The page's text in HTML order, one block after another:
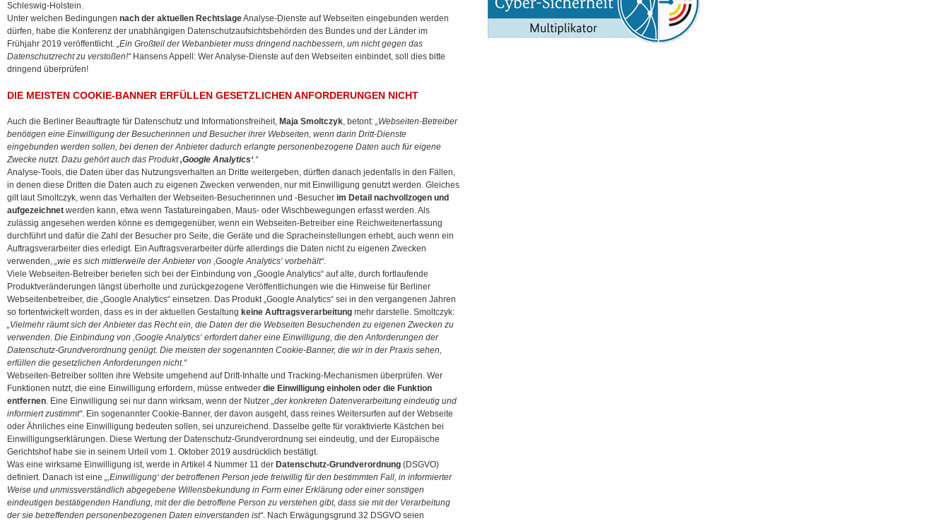
Schleswig-Holstein.
Unter welchen Bedingungen nach der aktuellen RechtslageAnalyse-Dienste auf Webseiten eingebunden werden
dürfen, habe die Konferenz der unabhängigen Datenschutzaufsichtsbehörden des Bundes und der Länder im
Frühjahr 2019 veröffentlicht. „Ein Großteil der Webanbieter muss dringend nachbessern, um nicht gegen das
Datenschutzrecht zu verstoßen!“Hansens Appell: Wer Analyse-Dienste auf den Webseiten einbindet, soll dies bitte
dringend überprüfen!
DIE MEISTEN COOKIE-BANNER ERFÜLLEN GESETZLICHEN ANFORDERUNGEN NICHT
Auch die Berliner Beauftragte für Datenschutz und Informationsfreiheit, Maja Smoltczyk, betont: „Webseiten-Betreiber
benötigen eine Einwilligung der Besucherinnen und Besucher ihrer Webseiten, wenn darin Dritt-Dienste
eingebunden werden sollen, bei denen der Anbieter dadurch erlangte personenbezogene Daten auch für eigene
Zwecke nutzt. Dazu gehört auch das Produkt,Google Analytics‘.“
Analyse-Tools, die Daten über das Nutzungsverhalten an Dritte weitergeben, dürften danach jedenfalls in den Fällen,
in denen diese Dritten die Daten auch zu eigenen Zwecken verwenden, nur mit Einwilligung genutzt werden. Gleiches
gilt laut Smoltczyk, wenn das Verhalten der Webseiten-Besucherinnen und -Besucher im Detail nachvollzogen und
aufgezeichnet werden kann, etwa wenn Tastatureingaben, Maus- oder Wischbewegungen erfasst werden. Als
zulässig angesehen werden könne es demgegenüber, wenn ein Webseiten-Betreiber eine Reichweitenerfassung
durchführt und dafür die Zahl der Besucher pro Seite, die Geräte und die Spracheinstellungen erhebt, auch wenn ein
Auftragsverarbeiter dies erledigt. Ein Auftragsverarbeiter dürfe allerdings die Daten nicht zu eigenen Zwecken
verwenden, „wie es sich mittlerweile der Anbieter von ,Google Analytics‘ vorbehält“.
Viele Webseiten-Betreiber beriefen sich bei der Einbindung von „Google Analytics“ auf alte, durch fortlaufende
Produktveränderungen längst überholte und zurückgezogene Veröffentlichungen wie die Hinweise für Berliner
Webseitenbetreiber, die „Google Analytics“ einsetzen. Das Produkt „Google Analytics“ sei in den vergangenen Jahren
so fortentwickelt worden, dass es in der aktuellen Gestaltung keine Auftragsverarbeitung mehr darstelle. Smoltczyk:
„Vielmehr räumt sich der Anbieter das Recht ein, die Daten der die Webseiten Besuchenden zu eigenen Zwecken zu
verwenden. Die Einbindung von ,Google Analytics‘ erfordert daher eine Einwilligung, die den Anforderungen der
Datenschutz-Grundverordnung genügt. Die meisten der sogenannten Cookie-Banner, die wir in der Praxis sehen,
erfüllen die gesetzlichen Anforderungen nicht.“
Webseiten-Betreiber sollten ihre Website umgehend auf Dritt-Inhalte und Tracking-Mechanismen überprüfen. Wer
Funktionen nutzt, die eine Einwilligung erfordern, müsse entweder die Einwilligung einholen oder die Funktion
entfernen. Eine Einwilligung sei nur dann wirksam, wenn der Nutzer „der konkreten Datenverarbeitung eindeutig und
informiert zustimmt“. Ein sogenannter Cookie-Banner, der davon ausgeht, dass reines Weitersurfen auf der Webseite
oder Ähnliches eine Einwilligung bedeuten sollen, sei unzureichend. Dasselbe gelte für voraktivierte Kästchen bei
Einwilligungserklärungen. Diese Wertung der Datenschutz-Grundverordnung sei eindeutig, und der Europäische
Gerichtshof habe sie in seinem Urteil vom 1. Oktober 2019 ausdrücklich bestätigt.
Was eine wirksame Einwilligung ist, werde in Artikel 4 Nummer 11 der Datenschutz-Grundverordnung (DSGVO)
definiert. Danach ist eine „,Einwilligung‘ der betroffenen Person jede freiwillig für den bestimmten Fall, in informierter
Weise und unmissverständlich abgegebene Willensbekundung in Form einer Erklärung oder einer sonstigen
eindeutigen bestätigenden Handlung, mit der die betroffene Person zu verstehen gibt, dass sie mit der Verarbeitung
der sie betreffenden personenbezogenen Daten einverstanden ist“. Nach Erwägungsgrund 32 DSGVO seien